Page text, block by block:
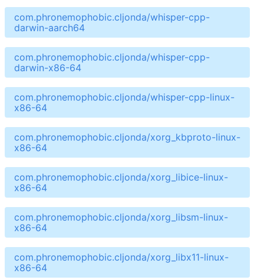
com.phronemophobic.cljonda/whisper-cpp-
darwin-aarch64
com.phronemophobic.cljonda/whisper-cpp-
darwin-x86-64
com.phronemophobic.cljonda/whisper-cpp-linux-
x86-64
com.phronemophobic.cljonda/xorg_kbproto-linux-
x86-64
com.phronemophobic.cljonda/xorg_libice-linux-
x86-64
com.phronemophobic.cljonda/xorg_libsm-linux-
x86-64
com.phronemophobic.cljonda/xorg_libx11-linux-
x86-64